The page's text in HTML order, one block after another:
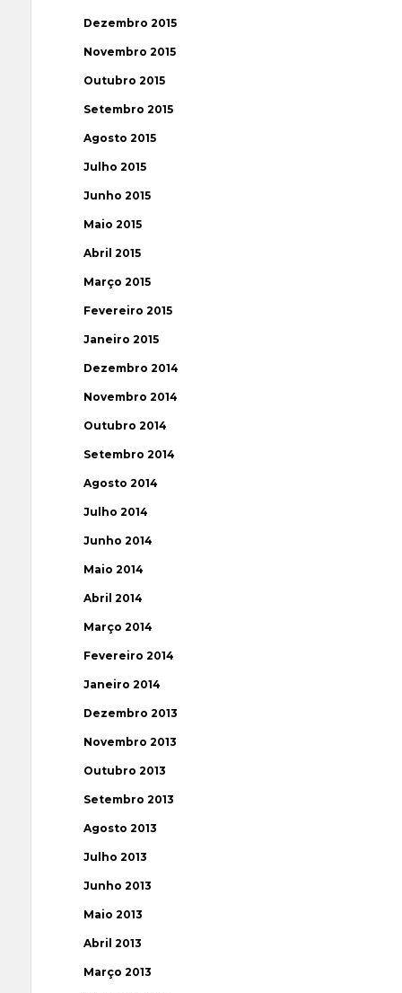
Dezembro 2015
Novembro 2015
Outubro 2015
Setembro 2015
Agosto 2015
Julho 2015
Junho 2015
Maio 2015
Abril 2015
Março 2015
Fevereiro 2015
Janeiro 2015
Dezembro 2014
Novembro 2014
Outubro 2014
Setembro 2014
Agosto 2014
Julho 2014
Junho 2014
Maio 2014
Abril 2014
Março 2014
Fevereiro 2014
Janeiro 2014
Dezembro 2013
Novembro 2013
Outubro 2013
Setembro 2013
Agosto 2013
Julho 2013
Junho 2013
Maio 2013
Abril 2013
Março 2013